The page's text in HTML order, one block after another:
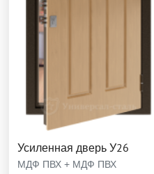
Усиленная дверь У26
МДФ ПВХ + МДФ ПВХ